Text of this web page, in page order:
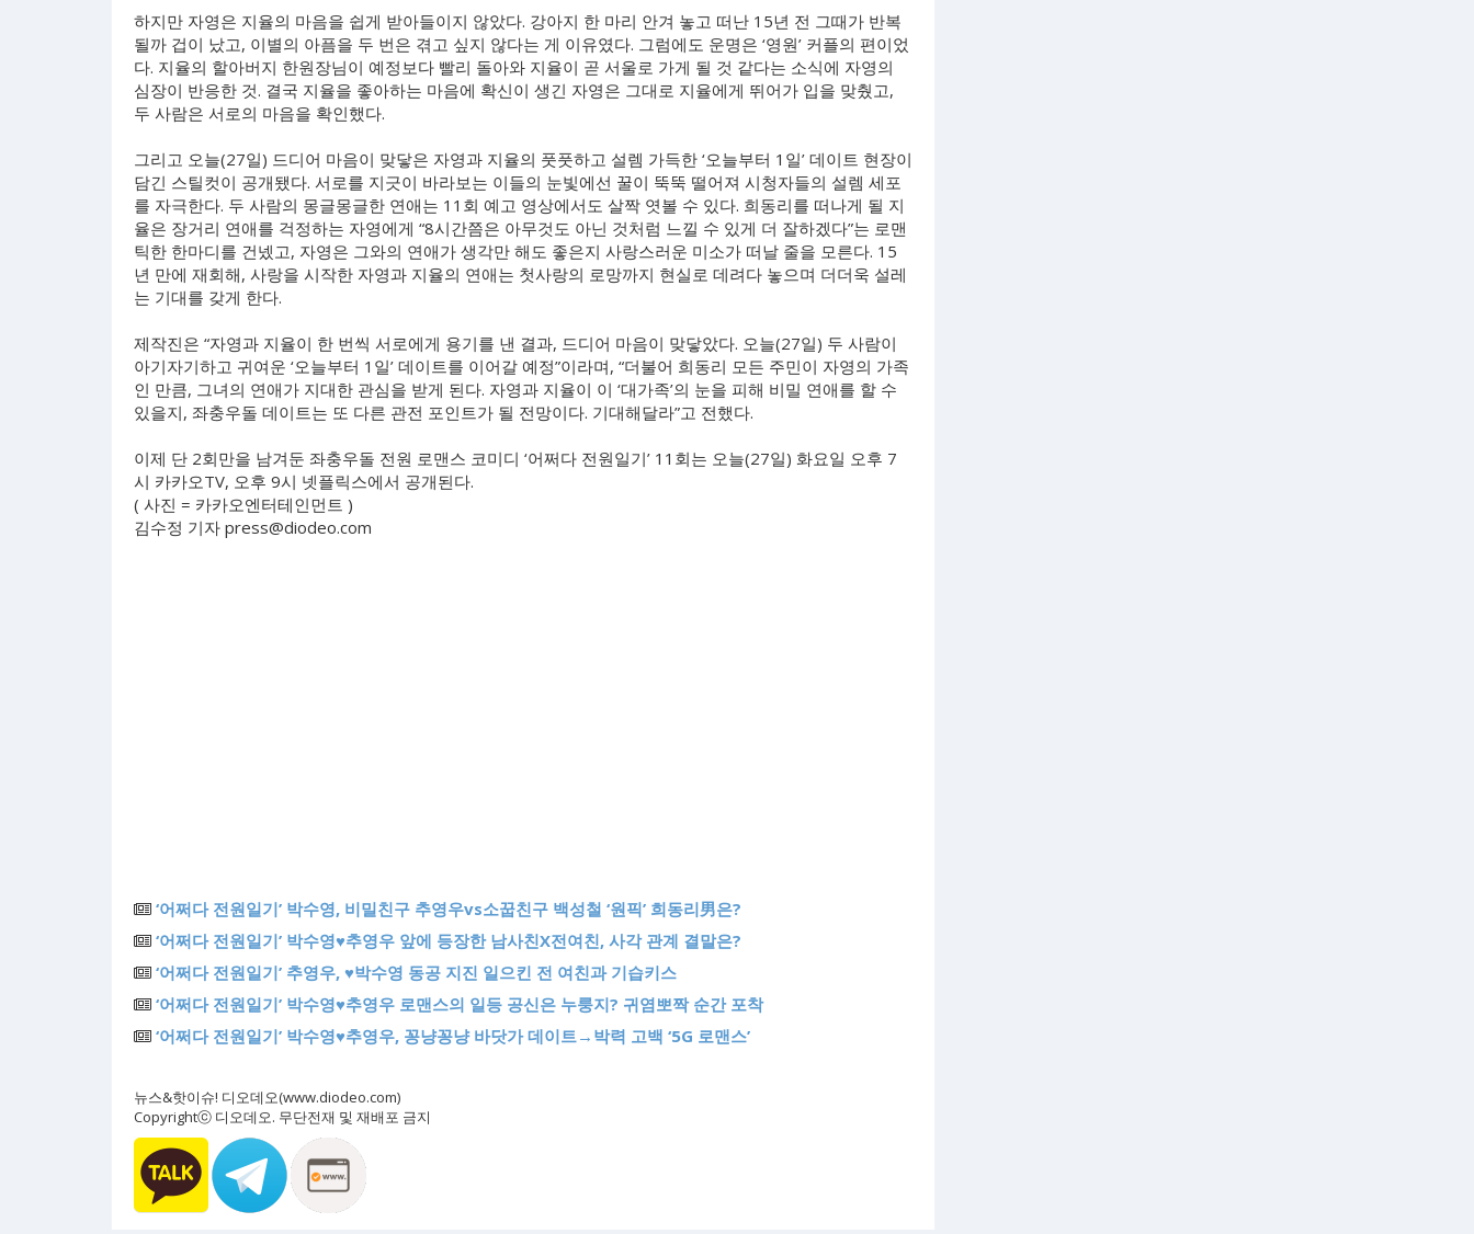
하지만 자영은 지율의 마음을 쉽게 받아들이지 않았다. 강아지 한 마리 안겨 놓고 떠난 15년 전 그때가 반복
될까 겁이 났고, 이별의 아픔을 두 번은 겪고 싶지 않다는 게 이유였다. 그럼에도 운명은 ‘영원’ 커플의 편이었
다. 지율의 할아버지 한원장님이 예정보다 빨리 돌아와 지율이 곧 서울로 가게 될 것 같다는 소식에 자영의
심장이 반응한 것. 결국 지율을 좋아하는 마음에 확신이 생긴 자영은 그대로 지율에게 뛰어가 입을 맞췄고,
두 사람은 서로의 마음을 확인했다.
그리고 오늘(27일) 드디어 마음이 맞닿은 자영과 지율의 풋풋하고 설렘 가득한 ‘오늘부터 1일’ 데이트 현장이
담긴 스틸컷이 공개됐다. 서로를 지긋이 바라보는 이들의 눈빛에선 꿀이 뚝뚝 떨어져 시청자들의 설렘 세포
를 자극한다. 두 사람의 몽글몽글한 연애는 11회 예고 영상에서도 살짝 엿볼 수 있다. 희동리를 떠나게 될 지
율은 장거리 연애를 걱정하는 자영에게 “8시간쯤은 아무것도 아닌 것처럼 느낄 수 있게 더 잘하겠다”는 로맨
틱한 한마디를 건넸고, 자영은 그와의 연애가 생각만 해도 좋은지 사랑스러운 미소가 떠날 줄을 모른다. 15
년 만에 재회해, 사랑을 시작한 자영과 지율의 연애는 첫사랑의 로망까지 현실로 데려다 놓으며 더더욱 설레
는 기대를 갖게 한다.
제작진은 “자영과 지율이 한 번씩 서로에게 용기를 낸 결과, 드디어 마음이 맞닿았다. 오늘(27일) 두 사람이
아기자기하고 귀여운 ‘오늘부터 1일’ 데이트를 이어갈 예정”이라며, “더불어 희동리 모든 주민이 자영의 가족
인 만큼, 그녀의 연애가 지대한 관심을 받게 된다. 자영과 지율이 이 ‘대가족’의 눈을 피해 비밀 연애를 할 수
있을지, 좌충우돌 데이트는 또 다른 관전 포인트가 될 전망이다. 기대해달라”고 전했다.
이제 단 2회만을 남겨둔 좌충우돌 전원 로맨스 코미디 ‘어쩌다 전원일기’ 11회는 오늘(27일) 화요일 오후 7
시 카카오TV, 오후 9시 넷플릭스에서 공개된다.
( 사진 = 카카오엔터테인먼트 )
김수정 기자 press@diodeo.com
‘어쩌다 전원일기’ 박수영, 비밀친구 추영우vs소꿉친구 백성철 ‘원픽’ 희동리男은?
‘어쩌다 전원일기’ 박수영♥추영우 앞에 등장한 남사친X전여친, 사각 관계 결말은?
‘어쩌다 전원일기’ 추영우, ♥박수영 동공 지진 일으킨 전 여친과 기습키스
‘어쩌다 전원일기’ 박수영♥추영우 로맨스의 일등 공신은 누룽지? 귀염뽀짝 순간 포착
‘어쩌다 전원일기’ 박수영♥추영우, 꽁냥꽁냥 바닷가 데이트→박력 고백 ‘5G 로맨스’
뉴스&핫이슈! 디오데오(www.diodeo.com)
Copyrightⓒ 디오데오. 무단전재 및 재배포 금지